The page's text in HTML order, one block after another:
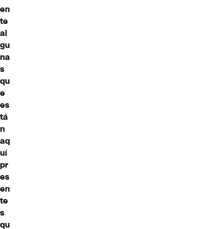
en
te
al
gu
na
s
qu
e
es
tá
n
aq
uí
pr
es
en
te
s
qu